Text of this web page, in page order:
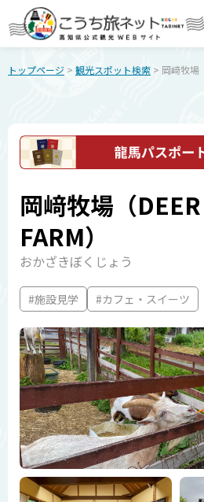
トップページ > 観光スポット検索 > 岡﨑牧場
岡﨑牧場（
FARM）
おかざきぼくじょう
#施設見学 #カフェ・スイーツ